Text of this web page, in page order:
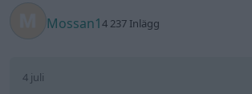
Mossan14 237 Inlägg
4 juli